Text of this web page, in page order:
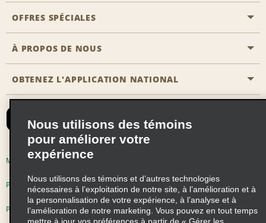
Emplacements Emerald Aisle
Agents de voyage
Réserver un véhicule pour quelqu'un d'autre
Emerald Club se connecter
Emerald Club S'inscrire
Emerald Club Avantages
Emerald Club Services
Clients ayant un handicap
Nous contacter
FAQ
OFFRES SPÉCIALES
Toutes les offres
Abonnement aux courriels
À PROPOS DE NOUS
Histoire de l’entreprise
Nouvelles et histoires
Responsabilité sociale
Occasions de franchise mondiales
Perspectives de carrière
OBTENEZ L'APPLICATION NATIONAL
Modalités d'utilisation
Politique sur les fichiers témoins
Pluriannuel d'accessibilité Choix de confidentialité
Nous utilisons des témoins
pour améliorer votre
expérience
Nous utilisons des témoins et d’autres technologies
nécessaires à l’exploitation de notre site, à l’amélioration et à
la personnalisation de votre expérience, à l’analyse et à
l’amélioration de notre marketing. Vous pouvez en tout temps